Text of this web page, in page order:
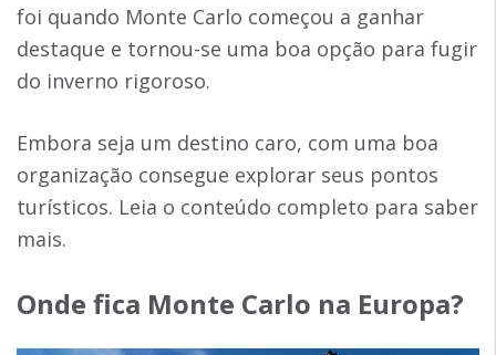
foi quando Monte Carlo começou a ganhar
destaque e tornou-se uma boa opção para fugir
do inverno rigoroso.
Embora seja um destino caro, com uma boa
organização consegue explorar seus pontos
turísticos. Leia o conteúdo completo para saber
mais.
Onde fica Monte Carlo na Europa?